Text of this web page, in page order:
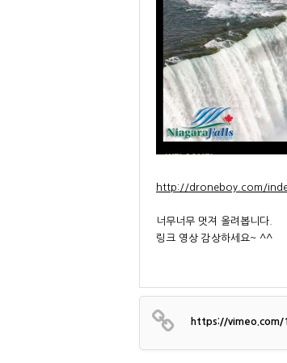
http://droneboy.com/
너무너무 멋져 올려봅니다.
링크 영상 감상하세요~ ^^
https://